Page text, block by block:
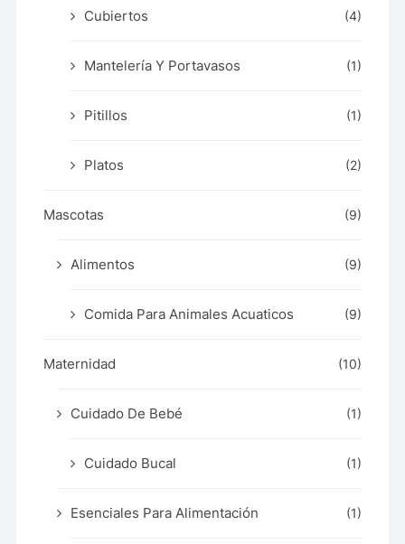
Cubiertos (4)
Mantelería Y Portavasos (1)
Pitillos (1)
Platos (2)
Mascotas (9)
Alimentos (9)
Comida Para Animales Acuaticos (9)
Maternidad (10)
Cuidado De Bebé (1)
Cuidado Bucal (1)
Esenciales Para Alimentación (1)